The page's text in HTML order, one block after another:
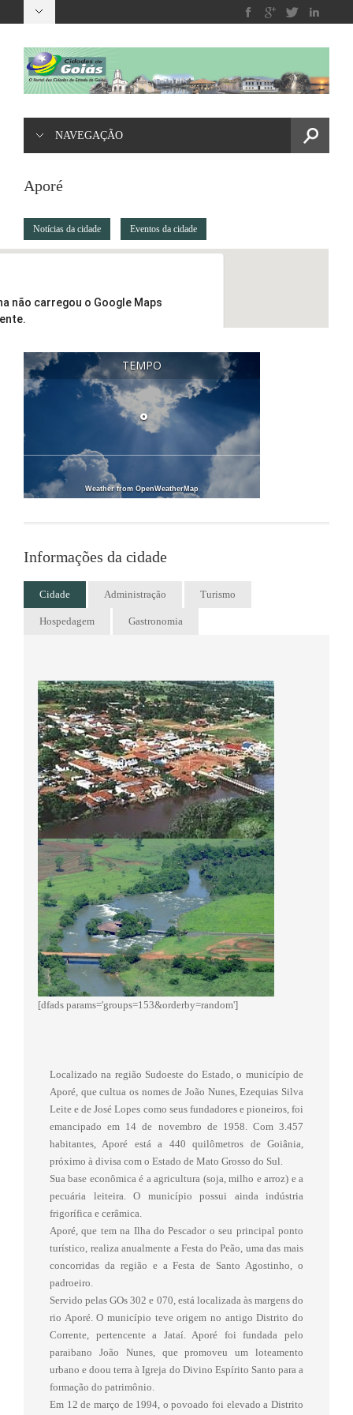
NAVEGAÇÃO
Aporé
Notícias da cidade Eventos da cidade
não carregou o Google Maps
deste site? TEMPO
°
Weather from OpenWeatherMap
Informações da cidade
Cidade Administração Turismo
Hospedagem Gastronomia
[dfads params='groups=153&orderby=random']
Localizado na região Sudoeste do Estado, o município de
Aporé, que cultua os nomes de João Nunes, Ezequias Silva
Leite e de José Lopes como seus fundadores e pioneiros, foi
emancipado em 14 de novembro de 1958. Com 3.457
habitantes, Aporé está a 440 quilômetros de Goiânia,
próximo à divisa com o Estado de Mato Grosso do Sul.
Sua base econômica é a agricultura (soja, milho e arroz) e a
pecuária leiteira. O município possui ainda indústria
frigorífica e cerâmica.
Aporé, que tem na Ilha do Pescador o seu principal ponto
turístico, realiza anualmente a Festa do Peão, uma das mais
concorridas da região e a Festa de Santo Agostinho, o
padroeiro.
Servido pelas GOs 302 e 070, está localizada às margens do
rio Aporé. O município teve origem no antigo Distrito do
Corrente, pertencente a Jataí. Aporé foi fundada pelo
paraibano João Nunes, que promoveu um loteamento
urbano e doou terra à Igreja do Divino Espírito Santo para a
formação do patrimônio.
Em 12 de março de 1994, o povoado foi elevado a Distrito